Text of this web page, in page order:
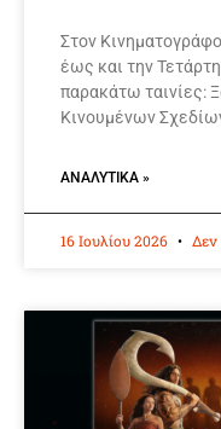
Στον
έως και την
παρακάτω ταινίες:
Κινουμένων
ΑΝΑΛΥΤΙΚΆ »
16 Ιουλίου 2026 Δεν